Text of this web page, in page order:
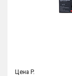
Цена P.